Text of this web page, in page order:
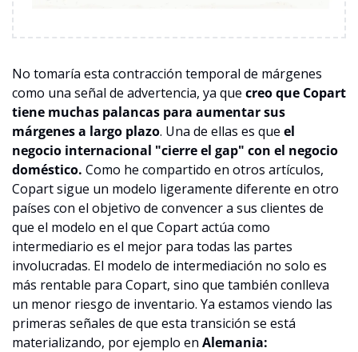
No tomaría esta contracción temporal de márgenes
como una señal de advertencia, ya que creo que Copart
tiene muchas palancas para aumentar sus
márgenes a largo plazo. Una de ellas es que el
negocio internacional "cierre el gap" con el negocio
doméstico. Como he compartido en otros artículos,
Copart sigue un modelo ligeramente diferente en otro
países con el objetivo de convencer a sus clientes de
que el modelo en el que Copart actúa como
intermediario es el mejor para todas las partes
involucradas. El modelo de intermediación no solo es
más rentable para Copart, sino que también conlleva
un menor riesgo de inventario. Ya estamos viendo las
primeras señales de que esta transición se está
materializando, por ejemplo en Alemania: